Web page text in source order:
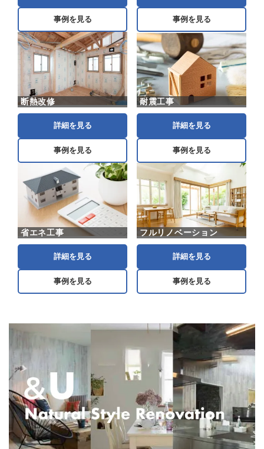
事例を見る 事例を見る
断熱改修
詳細を見る
事例を見る
耐震工事
詳細を見る
事例を見る
省エネ工事
詳細を見る
事例を見る
フルリノベーション
詳細を見る
事例を見る